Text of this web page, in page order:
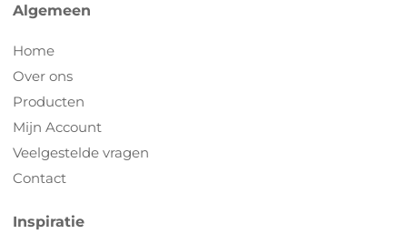
Algemeen
Home
Over ons
Producten
Mijn Account
Veelgestelde vragen
Contact
Inspiratie